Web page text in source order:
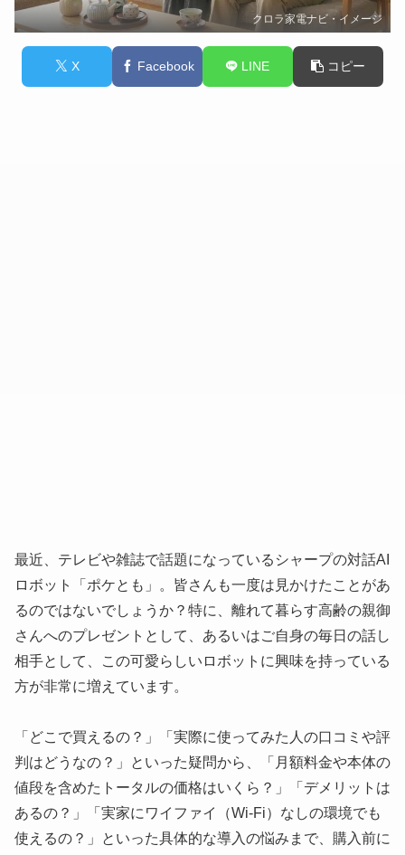
クロラ家電ナビ・イメージ
X Facebook LINE コピー
最近、テレビや雑誌で話題になっているシャープの対話AI
ロボット「ポケとも」。皆さんも一度は見かけたことがあ
るのではないでしょうか？特に、離れて暮らす高齢の親御
さんへのプレゼントとして、あるいはご自身の毎日の話し
相手として、この可愛らしいロボットに興味を持っている
方が非常に増えています。
「どこで買えるの？」「実際に使ってみた人の口コミや評
判はどうなの？」といった疑問から、「月額料金や本体の
値段を含めたトータルの価格はいくら？」「デメリットは
あるの？」「実家にワイファイ（Wi-Fi）なしの環境でも
使えるの？」といった具体的な導入の悩みまで、購入前に